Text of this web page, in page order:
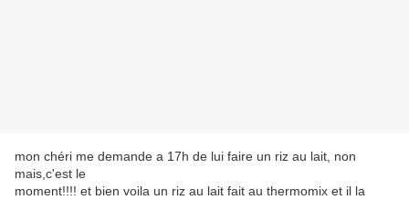
mon chéri me demande a 17h de lui faire un riz au lait, non
mais,c'est le
moment!!!! et bien voila un riz au lait fait au thermomix et il la